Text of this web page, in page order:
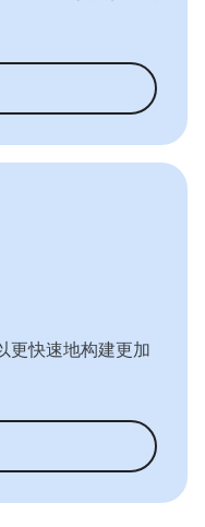
更快速地构建更加